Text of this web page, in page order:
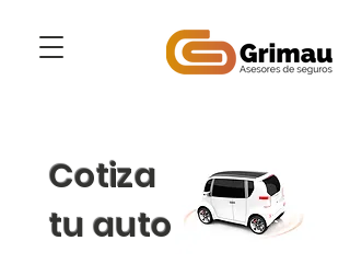
Cotiza
tu auto